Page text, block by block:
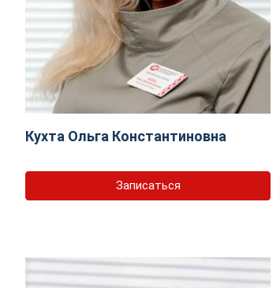
Кухта Ольга Константиновна
Записаться